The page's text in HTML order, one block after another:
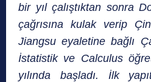
bir yıl çalıştıktan sonra
çağrısına kulak verip
Jiangsu eyaletine bağlı
İstatistik ve Calculus
yılında başladı. İlk